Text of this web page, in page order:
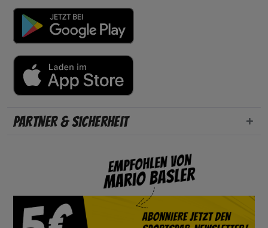
Partner & Sicherheit